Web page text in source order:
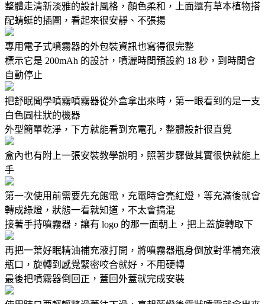
整體走清新淡雅的設計風格，顏色柔和，上面還有草本植物搭
配蜻蜓的插圖，看起來很安靜、不張揚
專用電子式噴霧器的外包裝資訊也寫得很完整
標示它是 200mAh 的設計，噴灑時間預設約 18 秒，到時間會
自動停止
把舒眠聞學噴霧噴霧器從外盒拿出來時，第一眼看到的是一支
白色圓柱狀的機器
外型簡單乾淨，下方就能看到充電孔，整體設計很直覺
盒內也有附上一張安裝教學說明，照著步驟做其實很快就能上
手
第一次使用前需要先充飽電，充電時會亮紅燈，等充滿後就會
轉成綠燈，狀態一看就知道，不太會搞混
接著手持噴霧器，讓有 logo 的那一面朝上，把上蓋旋轉取下
再把一葉好眠精油補充液打開，將噴霧器瓶身倒放對準補充液
瓶口，旋轉到感覺緊密咬合就好，不用硬轉
最後把噴霧器倒回正，蓋回外蓋就完成安裝